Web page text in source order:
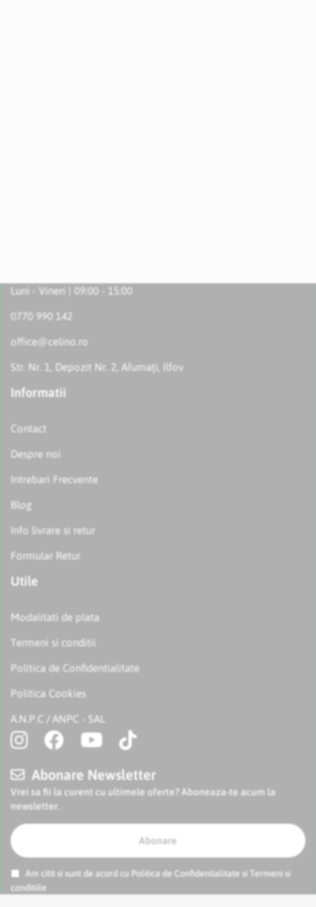
Luni - Vineri | 09:00 - 15:00
0770 990 142
office@celino.ro
Str. Nr. 1, Depozit Nr. 2, Afumați, Ilfov
Informatii
Contact
Despre noi
Intrebari Frecvente
Blog
Info livrare si retur
Formular Retur
Utile
Modalitati de plata
Termeni si conditii
Politica de Confidentialitate
Politica Cookies
A.N.P.C / ANPC - SAL
Abonare Newsletter
Vrei sa fii la curent cu ultimele oferte? Aboneaza-te acum la
newsletter.
Abonare
Am citit si sunt de acord cu Politica de Confidentialitate si
Termeni si
conditiile